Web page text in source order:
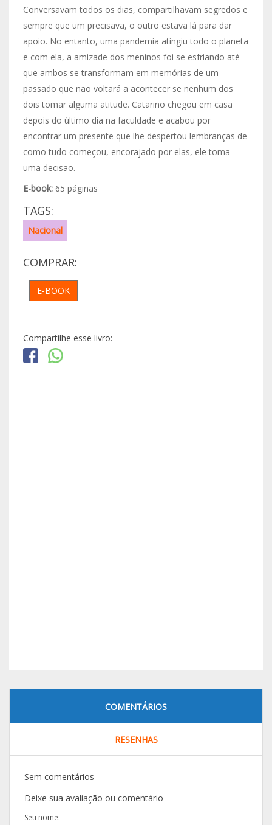
Conversavam todos os dias, compartilhavam segredos e
sempre que um precisava, o outro estava lá para dar
apoio. No entanto, uma pandemia atingiu todo o planeta
e com ela, a amizade dos meninos foi se esfriando até
que ambos se transformam em memórias de um
passado que não voltará a acontecer se nenhum dos
dois tomar alguma atitude. Catarino chegou em casa
depois do último dia na faculdade e acabou por
encontrar um presente que lhe despertou lembranças de
como tudo começou, encorajado por elas, ele toma
uma decisão.
E-book:65 páginas
TAGS:
Nacional
COMPRAR:
E-BOOK
Compartilhe esse livro:
COMENTÁRIOS
RESENHAS
Sem comentários
Deixe sua avaliação ou comentário
Seu nome: